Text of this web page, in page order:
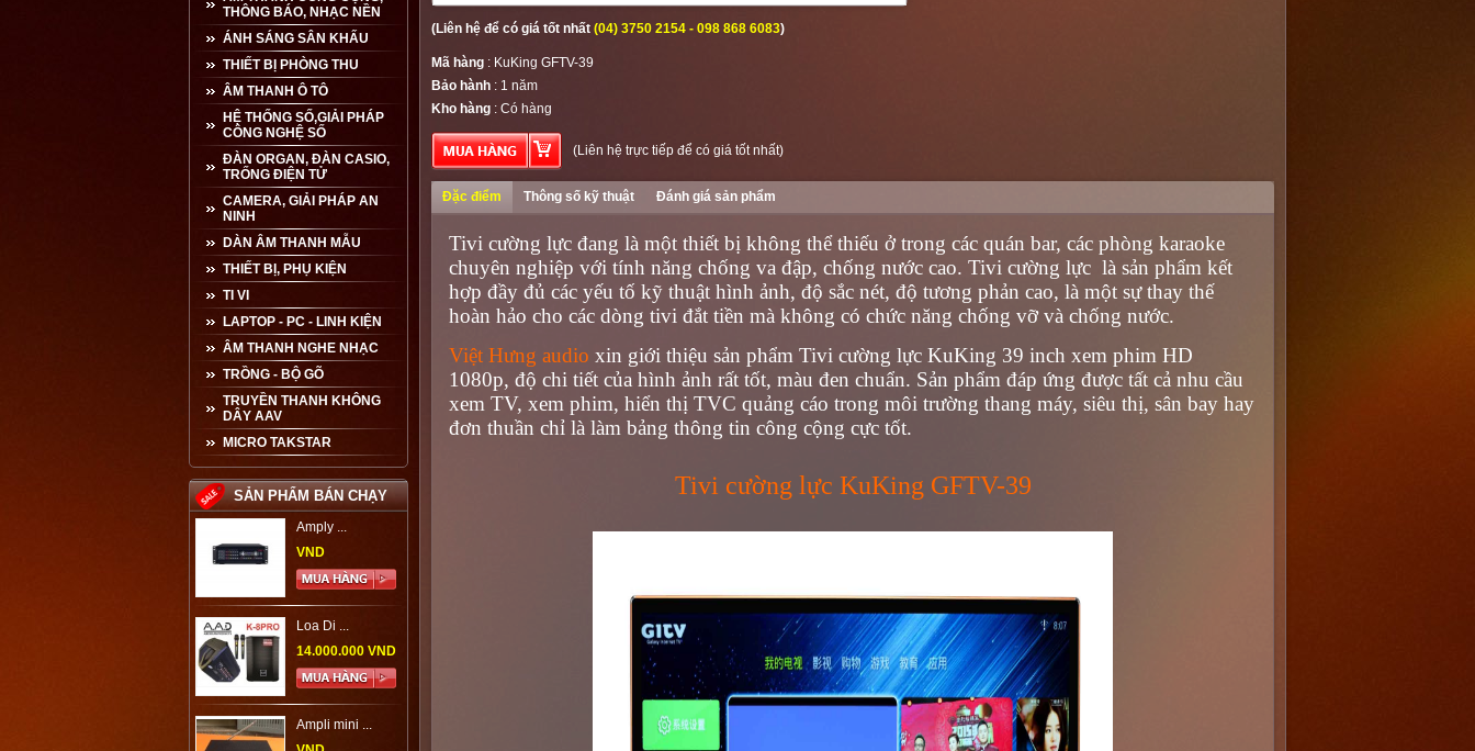
THÔNG BÁO, NHẠC NỀN
ÁNH SÁNG SÂN KHẤU
THIẾT BỊ PHÒNG THU
ÂM THANH Ô TÔ
HỆ THỐNG SỐ,GIẢI PHÁP
CÔNG NGHỆ SỐ
ĐÀN ORGAN, ĐÀN CASIO,
TRỐNG ĐIỆN TỬ
CAMERA, GIẢI PHÁP AN
NINH
DÀN ÂM THANH MẪU
THIẾT BỊ, PHỤ KIỆN
TI VI
LAPTOP - PC - LINH KIỆN
ÂM THANH NGHE NHẠC
TRỒNG - BỘ GÕ
TRUYỀN THANH KHÔNG
DÂY AAV
MICRO TAKSTAR
SẢN PHẨM BÁN CHẠY
Amply ...
VND
Loa Di ...
14.000.000 VND
Ampli mini ...
(Liên hệ để có giá tốt nhất (04) 3750 2154 - 098 868 6083)
Mã hàng : KuKing GFTV-39
Bảo hành : 1 năm
Kho hàng : Có hàng
(Liên hệ trực tiếp để có giá tốt nhất)
Đặc điểm Thông số kỹ thuật Đánh giá sản phẩm
Tivi cường lực đang là một thiết bị không thể thiếu ở trong các quán bar, các phòng karaoke
chuyên nghiệp với tính năng chống va đập, chống nước cao. Tivi cường lực là sản phẩm kết
hợp đầy đủ các yếu tố kỹ thuật hình ảnh, độ sắc nét, độ tương phản cao, là một sự thay thế
hoàn hảo cho các dòng tivi đắt tiền mà không có chức năng chống vỡ và chống nước.
Việt Hưng audio xin giới thiệu sản phẩm Tivi cường lực KuKing 39 inch xem phim HD
1080p, độ chi tiết của hình ảnh rất tốt, màu đen chuẩn. Sản phẩm đáp ứng được tất cả nhu cầu
xem TV, xem phim, hiển thị TVC quảng cáo trong môi trường thang máy, siêu thị, sân bay hay
đơn thuần chỉ là làm bảng thông tin công cộng cực tốt.
Tivi cường lực KuKing GFTV-39